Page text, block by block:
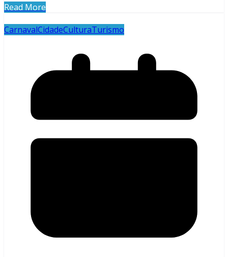
Read More
CarnavalCidadeCulturaTurismo